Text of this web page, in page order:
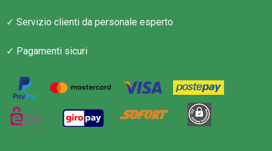
✓ Servizio clienti da personale esperto
✓ Pagamenti sicuri